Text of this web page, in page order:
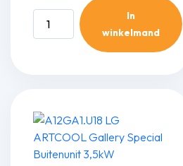
A09FT.UL2
LG
In
winkelmand